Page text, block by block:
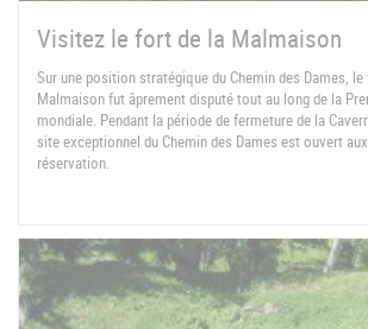
Visitez le fort de la Malmaison
Sur une position stratégique du Chemin des Dames,
Malmaison fut âprement disputé tout au long de la
mondiale. Pendant la période de fermeture de la
site exceptionnel du Chemin des Dames est ouvert
réservation.